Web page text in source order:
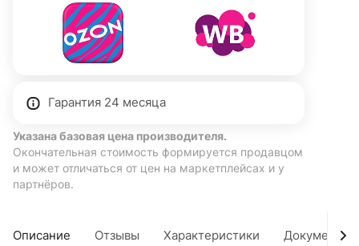
Гарантия 24 месяца
Указана базовая цена производителя.
Окончательная стоимость формируется продавцом
и может отличаться от цен на маркетплейсах и у
партнёров.
Описание Отзывы Характеристики Документы